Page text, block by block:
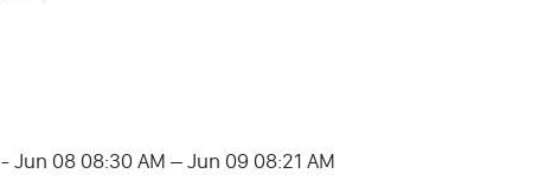
- Jun 08 08:30 AM – Jun 09 08:21 AM